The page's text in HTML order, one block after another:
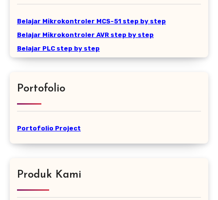
Belajar Mikrokontroler MCS-51 step by step
Belajar Mikrokontroler AVR step by step
Belajar PLC step by step
Portofolio
Portofolio Project
Produk Kami